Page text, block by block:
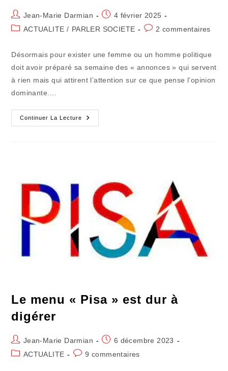
Auteur/autrice
de
Jean-Marie Darmian
Publication
publiée :
4 février 2025
PostACTUALITE / PARLER SOCIETE
Commentaires
publication :
2 commentaires
Désormais pour exister une femme ou un homme politique
doit avoir préparé sa semaine des « annonces » qui servent
à rien mais qui attirent l’attention sur ce que pense l’opinion
dominante.…
Continuer La Lecture
Y
Vacances
Durables
Le menu « Pisa » est dur à
digérer
Auteur/autrice
de
Jean-Marie Darmian
Publication
publiée :
6 décembre 2023
PostACTUALITE
Commentaires
9 commentaires